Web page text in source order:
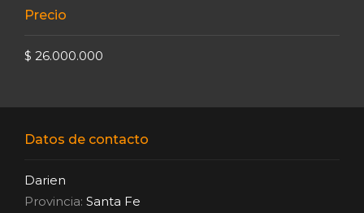
Precio
$ 26.000.000
Datos de contacto
Darien
Provincia: Santa Fe